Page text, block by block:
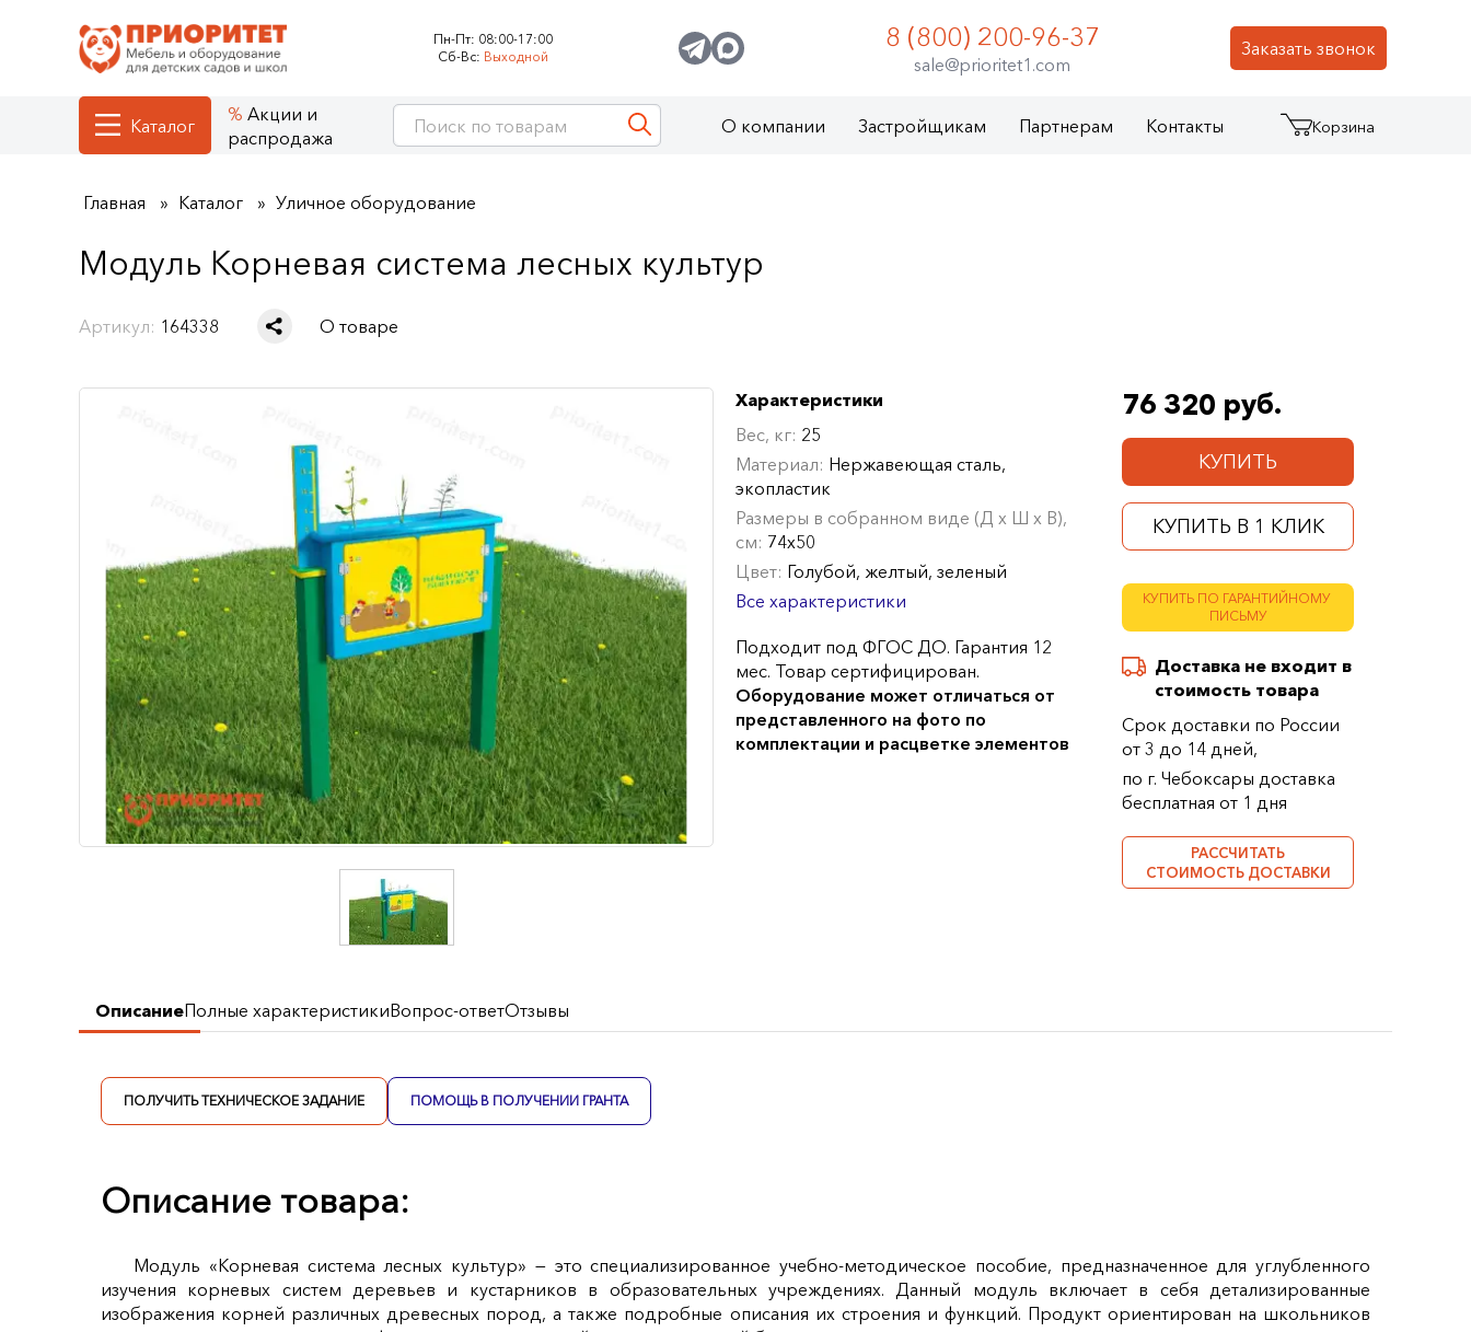
Пн-Пт: 08:00-17:00
Сб-Вс: Выходной Заказать звонок
8 (800) 200-96-37
sale@prioritet1.com
Каталог
Акции и
распродажа
О компании Застройщикам Партнерам Контакты Корзина
Главная Каталог Уличное оборудование
Модуль Корневая система лесных культур
Артикул: 164338 О товаре
76 320 руб.
КУПИТЬ
КУПИТЬ В 1 КЛИК
КУПИТЬ ПО ГАРАНТИЙНОМУ
ПИСЬМУ
Доставка не входит в
стоимость товара
Срок доставки по России
от 3 до 14 дней,
по г. Чебоксары доставка
бесплатная от 1 дня
РАССЧИТАТЬ
СТОИМОСТЬ ДОСТАВКИ
Характеристики
Вес, кг: 25
Материал: Нержавеющая сталь,
экопластик
Размеры в собранном виде (Д х Ш х В),
см: 74х50
Цвет: Голубой, желтый, зеленый
Все характеристики
Подходит под ФГОС ДО. Гарантия 12
мес. Товар сертифицирован.
Оборудование может отличаться от
представленного на фото по
комплектации и расцветке элементов
ОписаниеПолные характеристикиВопрос-ответОтзывы
ПОЛУЧИТЬ ТЕХНИЧЕСКОЕ ЗАДАНИЕ ПОМОЩЬ В ПОЛУЧЕНИИ ГРАНТА
Описание товара:
Модуль «Корневая система лесных культур» — это специализированное учебно-методическое пособие, предназначенное для углубленного
изучения корневых систем деревьев и кустарников в образовательных учреждениях. Данный модуль включает в себя детализированные
изображения корней различных древесных пород, а также подробные описания их строения и функций. Продукт ориентирован на школьников